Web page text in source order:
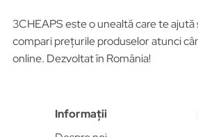
3CHEAPS este o unealtă care te ajută
compari prețurile produselor atunci
online. Dezvoltat în România!
Informații